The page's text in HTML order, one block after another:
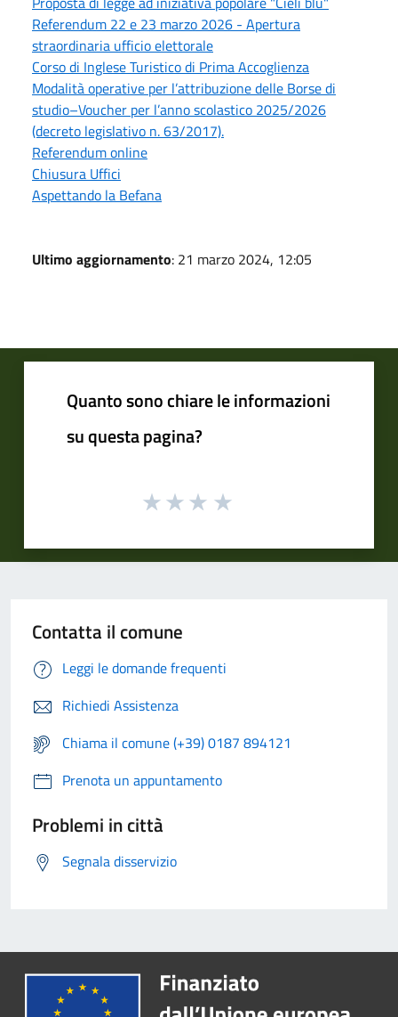
Referendum 22 e 23 marzo 2026 - Apertura
straordinaria ufficio elettorale
Corso di Inglese Turistico di Prima Accoglienza
Modalità operative per l’attribuzione delle Borse di
studio–Voucher per l’anno scolastico 2025/2026
(decreto legislativo n. 63/2017).
Referendum online
Chiusura Uffici
Aspettando la Befana
Ultimo aggiornamento: 21 marzo 2024, 12:05
Quanto sono chiare le informazioni
su questa pagina?
Contatta il comune
Leggi le domande frequenti
Richiedi Assistenza
Chiama il comune (+39) 0187 894121
Prenota un appuntamento
Problemi in città
Segnala disservizio